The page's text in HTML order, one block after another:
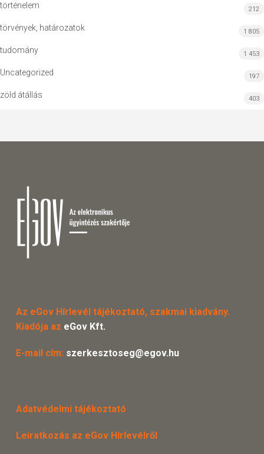
történelem 212
törvények, határozatok 1 805
tudomány 1 453
Uncategorized 197
zöld átállás 403
Az eGov Hírlevél tájékoztató, szakmai kiadvány.
Kiadója az eGov Kft.
E-mail cím: szerkesztoseg@egov.hu
Adatvédelmi tájékoztató
Leiratkozás az eGov Hírlevélről